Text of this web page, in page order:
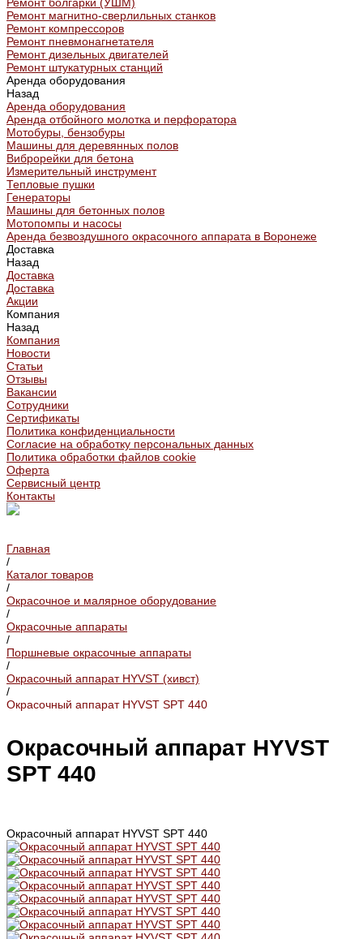
Ремонт магнитно-сверлильных станков
Ремонт компрессоров
Ремонт пневмонагнетателя
Ремонт дизельных двигателей
Ремонт штукатурных станций
Аренда оборудования
Назад
Аренда оборудования
Аренда отбойного молотка и перфоратора
Мотобуры, бензобуры
Машины для деревянных полов
Виброрейки для бетона
Измерительный инструмент
Тепловые пушки
Генераторы
Машины для бетонных полов
Мотопомпы и насосы
Аренда безвоздушного окрасочного аппарата в Воронеже
Доставка
Назад
Доставка
Доставка
Акции
Компания
Назад
Компания
Новости
Статьи
Отзывы
Вакансии
Сотрудники
Сертификаты
Политика конфиденциальности
Согласие на обработку персональных данных
Политика обработки файлов cookie
Оферта
Сервисный центр
Контакты
Главная
/
Каталог товаров
/
Окрасочное и малярное оборудование
/
Окрасочные аппараты
/
Поршневые окрасочные аппараты
/
Окрасочный аппарат HYVST (хивст)
/
Окрасочный аппарат HYVST SPT 440
Окрасочный аппарат HYVST
SPT 440
Окрасочный аппарат HYVST SPT 440